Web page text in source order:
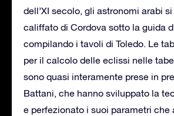
dell’XI secolo, gli astronomi arabi
califfato di Cordova sotto la guida
compilando i tavoli di Toledo. Le
per il calcolo delle eclissi nelle
sono quasi interamente prese in
Battani, che hanno sviluppato la
e perfezionato i suoi parametri che